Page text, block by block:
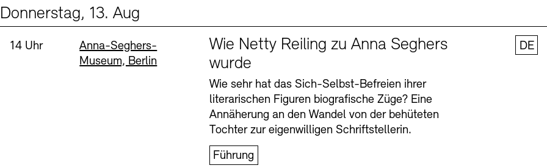
Donnerstag, 13. Aug
Uhrzeit:
14 Uhr Standort
Anna-Seghers-
Museum, Berlin
Wie Netty Reiling zu Anna Seghers
wurde
Wie sehr hat das Sich-Selbst-Befreien ihrer
literarischen Figuren biografische Züge? Eine
Annäherung an den Wandel von der behüteten
Tochter zur eigenwilligen Schriftstellerin.
Führung
DE